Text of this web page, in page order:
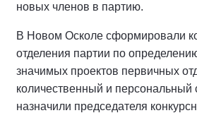
новых членов в партию.
В Новом Осколе сформировали
отделения партии по
значимых проектов первичных
количественный и персональный
назначили председателя